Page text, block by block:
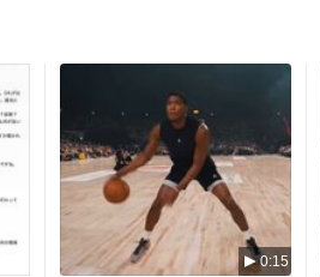
0:15